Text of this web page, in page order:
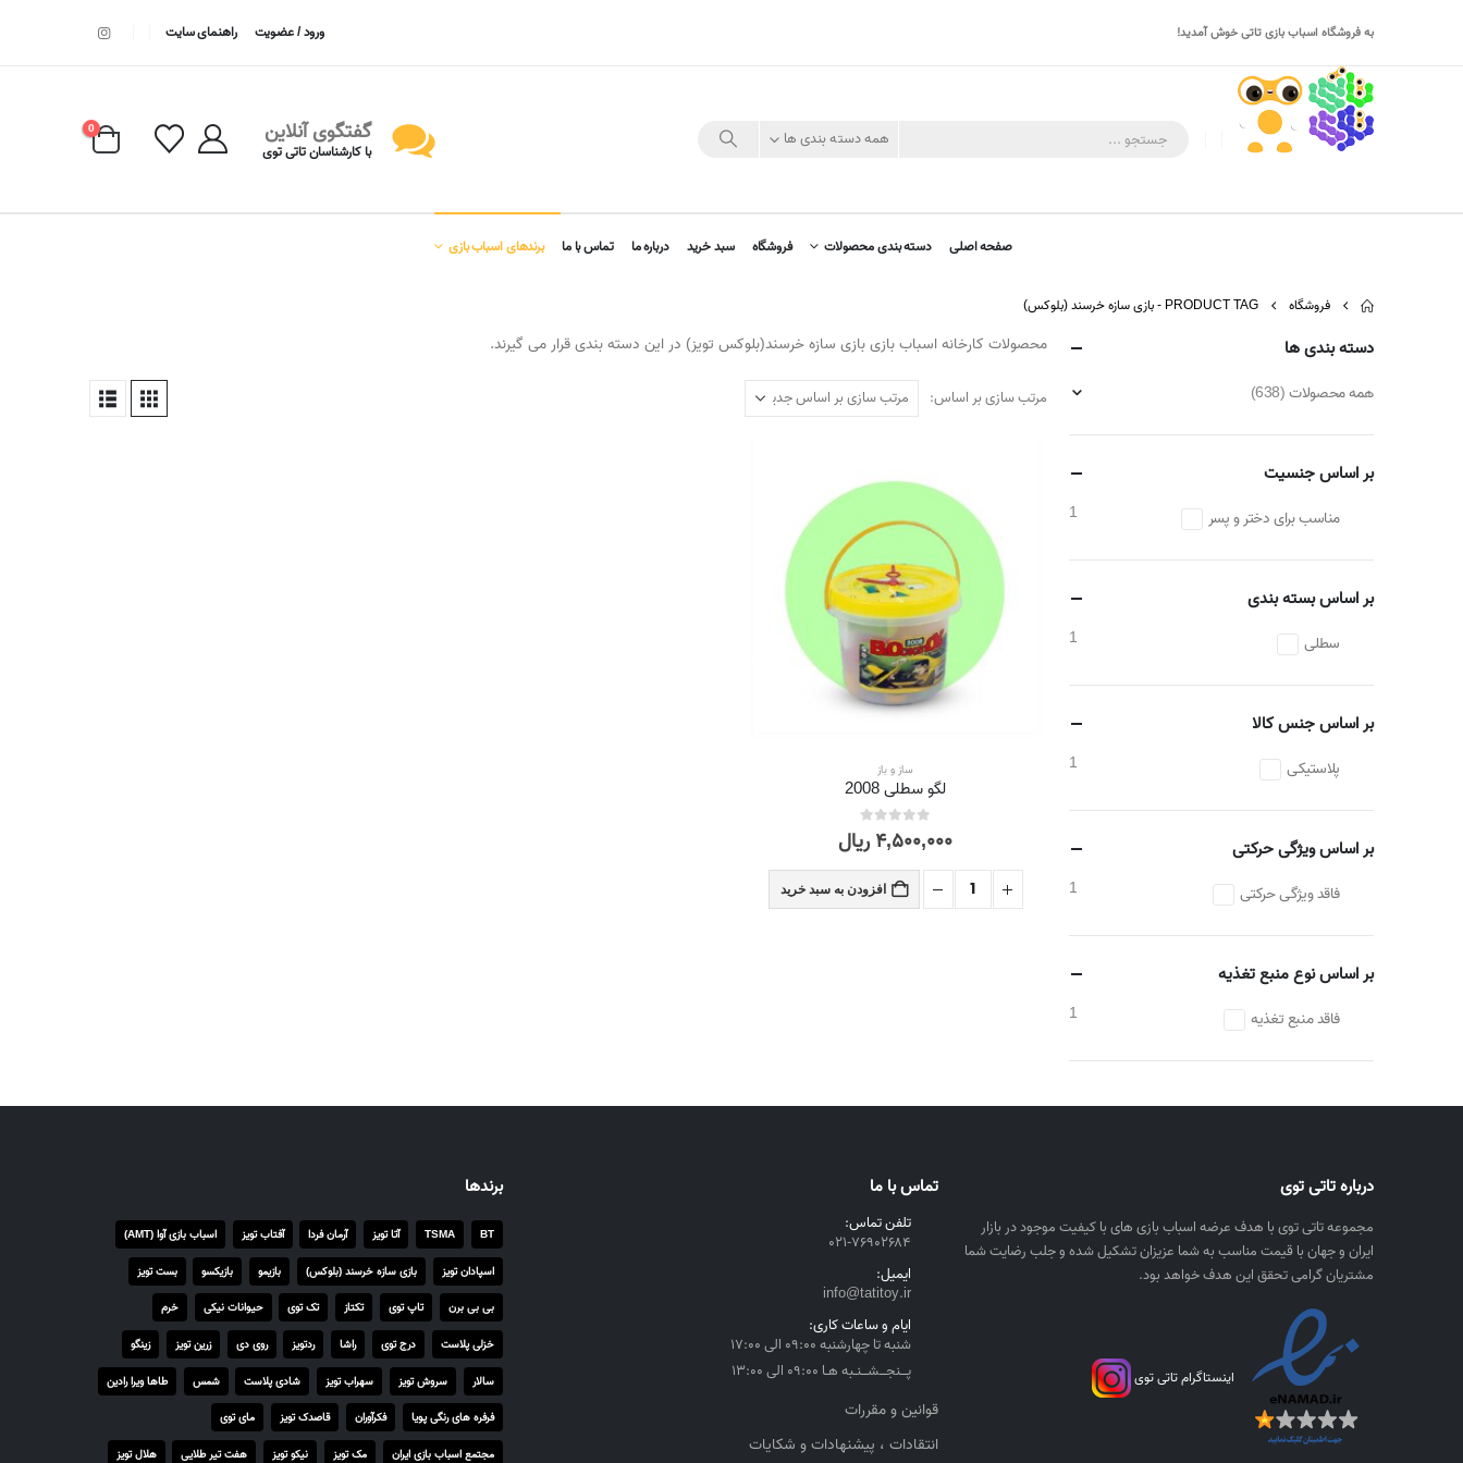
به فروشگاه اسباب بازی تاتی خوش آمدید! ورود / عضویت راهنمای سایت
همه دسته بندی ها گفتگوی آنلاین
با کارشناسان تاتی توی
0
صفحه اصلی دسته بندی محصولات فروشگاه سبد خرید درباره ما تماس با ما برندهای اسباب بازی
فروشگاه PRODUCT TAG - بازی سازه خرسند (بلوکس)
محصولات کارخانه اسباب بازی بازی سازه خرسند(بلوکس تویز) در این دسته بندی قرار می گیرند.
مرتب سازی بر اساس:
ساز و باز
لگو سطلی 2008
۴,۵۰۰,۰۰۰ ریال
افزودن به سبد خرید
دسته بندی ها
همه محصولات(638)
بر اساس جنسیت
مناسب برای دختر و پسر 1
بر اساس بسته بندی
سطلی 1
بر اساس جنس کالا
پلاستیکی 1
بر اساس ویژگی حرکتی
فاقد ویژگی حرکتی 1
بر اساس نوع منبع تغذیه
فاقد منبع تغذیه 1
درباره تاتی توی
مجموعه تاتی توی با هدف عرضه اسباب بازی های با کیفیت موجود در بازار
ایران و جهان با قیمت مناسب به شما عزیزان تشکیل شده و جلب رضایت شما
مشتریان گرامی تحقق این هدف خواهد بود.
اینستاگرام تاتی توی
تماس با ما
تلفن تماس:
۰۲۱-۷۶۹۰۲۶۸۴
ایمیل:
info@tatitoy.ir
ایام و ساعات کاری:
شنبه تا چهارشنبه ۰۹:۰۰ الی ۱۷:۰۰
پــنجــشــنـبه هـا ۰۹:۰۰ الی ۱۳:۰۰
قوانین و مقررات
انتقادات ، پیشنهادات و شکایات
برندها
BT
TSMA آتا تویز آرمان فردا آفتاب تویز اسباب بازی آوا (AMT)
اسپادان تویز بازی سازه خرسند (بلوکس) بازیمو بازیکسو بست تویز
بی بی برن تاپ توی تکتاز تک توی حیوانات نیکی خرم
خزلی پلاست درج توی راشا ردتویز روی دی زرین تویز زینگو
سالار سروش تویز سهراب تویز شادی پلاست شمس طاها ویرا رادین
فرفره های رنگی پویا فکرآوران قاصدک تویز مای توی
مجتمع اسباب بازی ایران مک تویز نیکو تویز هفت تیر طلایی هلال تویز